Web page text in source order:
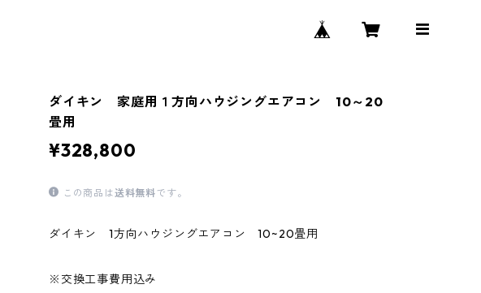
ダイキン 家庭用１方向ハウジングエアコン 10～20
畳用
¥328,800
この商品は送料無料です。
ダイキン 1方向ハウジングエアコン 10~20畳用
※交換工事費用込み